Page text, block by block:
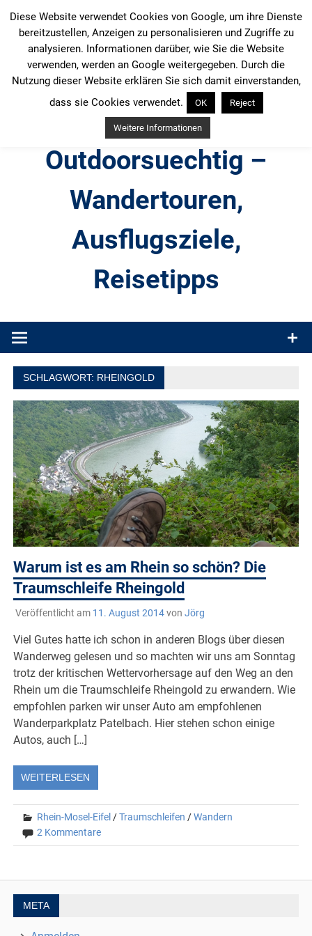
Inhalt
springen
Outdoorsuechtig –
Wandertouren,
Ausflugsziele,
Reisetipps
Produkttests und Buchrezensionen. Ein Blog für alle, die gern
SCHLAGWORT: RHEINGOLD
Warum ist es am Rhein so schön? Die
Traumschleife Rheingold
Veröffentlicht am 11. August 2014von Jörg
Viel Gutes hatte ich schon in anderen Blogs über diesen
Wanderweg gelesen und so machten wir uns am Sonntag
trotz der kritischen Wettervorhersage auf den Weg an den
Rhein um die Traumschleife Rheingold zu erwandern. Wie
empfohlen parken wir unser Auto am empfohlenen
Wanderparkplatz Patelbach. Hier stehen schon einige
Autos, auch […]
WEITERLESEN
Rhein-Mosel-Eifel /Traumschleifen /Wandern
2 Kommentare
META
Diese Website verwendet Cookies von Google, um ihre Dienste
bereitzustellen, Anzeigen zu personalisieren und Zugriffe zu
analysieren. Informationen darüber, wie Sie die Website
verwenden, werden an Google weitergegeben. Durch die
Nutzung dieser Website erklären Sie sich damit einverstanden,
dass sie Cookies verwendet.
OK Reject
Weitere Informationen